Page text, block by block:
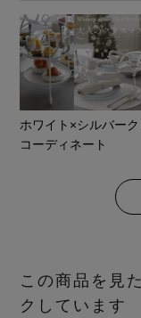
ホワイト×シルバー
コーディネート
この商品を見
クしています